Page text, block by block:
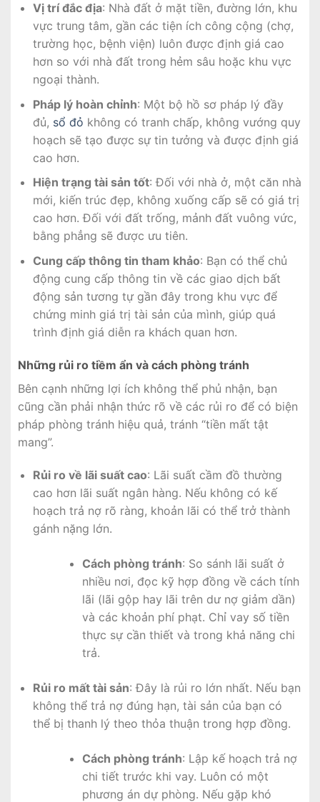
Vị trí đắc địa: Nhà đất ở mặt tiền, đường lớn, khu
vực trung tâm, gần các tiện ích công cộng (chợ,
trường học, bệnh viện) luôn được định giá cao
hơn so với nhà đất trong hẻm sâu hoặc khu vực
ngoại thành.
Pháp lý hoàn chỉnh: Một bộ hồ sơ pháp lý đầy
đủ, sổ đỏ không có tranh chấp, không vướng quy
hoạch sẽ tạo được sự tin tưởng và được định giá
cao hơn.
Hiện trạng tài sản tốt: Đối với nhà ở, một căn nhà
mới, kiến trúc đẹp, không xuống cấp sẽ có giá trị
cao hơn. Đối với đất trống, mảnh đất vuông vức,
bằng phẳng sẽ được ưu tiên.
Cung cấp thông tin tham khảo: Bạn có thể chủ
động cung cấp thông tin về các giao dịch bất
động sản tương tự gần đây trong khu vực để
chứng minh giá trị tài sản của mình, giúp quá
trình định giá diễn ra khách quan hơn.
Những rủi ro tiềm ẩn và cách phòng tránh
Bên cạnh những lợi ích không thể phủ nhận, bạn
cũng cần phải nhận thức rõ về các rủi ro để có biện
pháp phòng tránh hiệu quả, tránh “tiền mất tật
mang”.
Rủi ro về lãi suất cao: Lãi suất cầm đồ thường
cao hơn lãi suất ngân hàng. Nếu không có kế
hoạch trả nợ rõ ràng, khoản lãi có thể trở thành
gánh nặng lớn.
Cách phòng tránh: So sánh lãi suất ở
nhiều nơi, đọc kỹ hợp đồng về cách tính
lãi (lãi gộp hay lãi trên dư nợ giảm dần)
và các khoản phí phạt. Chỉ vay số tiền
thực sự cần thiết và trong khả năng chi
trả.
Rủi ro mất tài sản: Đây là rủi ro lớn nhất. Nếu bạn
không thể trả nợ đúng hạn, tài sản của bạn có
thể bị thanh lý theo thỏa thuận trong hợp đồng.
Cách phòng tránh: Lập kế hoạch trả nợ
chi tiết trước khi vay. Luôn có một
phương án dự phòng. Nếu gặp khó